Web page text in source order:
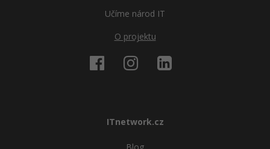
Učíme národ IT
O projektu
ITnetwork.cz
Blog